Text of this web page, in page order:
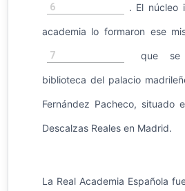
6 . El núcleo
academia lo formaron ese
7 que se
biblioteca del palacio
Fernández Pacheco, situado
Descalzas Reales en Madrid.
La Real Academia Española